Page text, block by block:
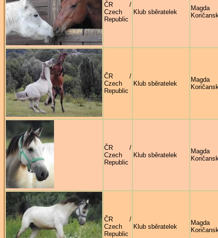
ČR /
Czech
Republic
Klub sběratelek
Magda
ČR /
Czech
Republic
Klub sběratelek
Magda
ČR /
Czech
Republic
Klub sběratelek
Magda
ČR /
Czech
Republic
Klub sběratelek
Magda